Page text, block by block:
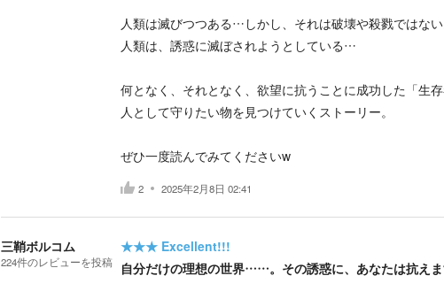
人類は滅びつつある…しかし、それは破壊や殺戮ではない
人類は、誘惑に滅ぼされようとしている…
何となく、それとなく、欲望に抗うことに成功した「生
人として守りたい物を見つけていくストーリー。
ぜひ一度読んでみてくださいw
2 2025年2月8日 02:41
三鞘ボルコム
224件のレビューを投稿
★★★ Excellent!!!
自分だけの理想の世界……。その誘惑に、あなたは抗えま